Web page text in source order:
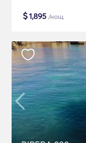
$1,895 /нощ